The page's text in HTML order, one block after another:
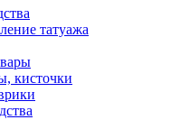
татуажа
кисточки